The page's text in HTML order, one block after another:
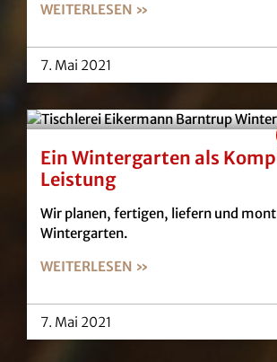
WEITERLESEN »
7. Mai 2021
Ein Wintergarten als
Leistung
Wir planen, fertigen, liefern und
Wintergarten.
WEITERLESEN »
7. Mai 2021